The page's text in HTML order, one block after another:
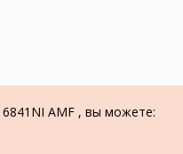
AMF , вы можете: